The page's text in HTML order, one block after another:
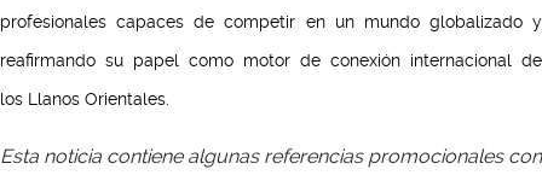
profesionales capaces de competir en un mundo globalizado y
reafirmando su papel como motor de conexión internacional de
los Llanos Orientales.
Esta noticia contiene algunas referencias promocionales con